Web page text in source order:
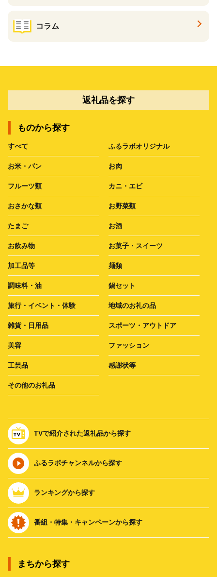
コラム
返礼品を探す
ものから探す
すべて ふるラボオリジナル
お米・パン お肉
フルーツ類 カニ・エビ
おさかな類 お野菜類
たまご お酒
お飲み物 お菓子・スイーツ
加工品等 麺類
調味料・油 鍋セット
旅行・イベント・体験 地域のお礼の品
雑貨・日用品 スポーツ・アウトドア
美容 ファッション
工芸品 感謝状等
その他のお礼品
TVで紹介された返礼品から探す
ふるラボチャンネルから探す
ランキングから探す
番組・特集・キャンペーンから探す
まちから探す